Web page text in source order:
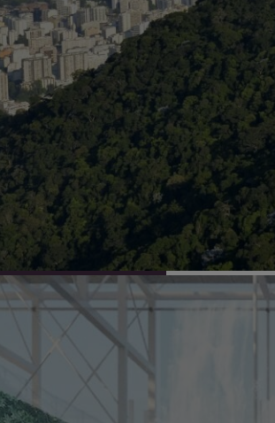
formulando
para melhoria
mais justo e